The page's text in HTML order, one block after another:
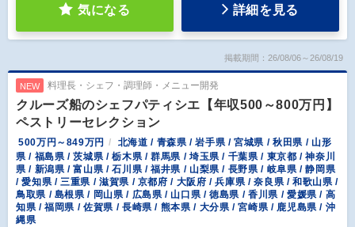
気になる 詳細を見る
掲載期間：26/08/06～26/08/19
NEW 料理長・シェフ・調理師・メニュー開発
クルーズ船のシェフパティシエ【年収500～800万円】
ペストリーセレクション
500万円～849万円
北海道 / 青森県 / 岩手県 / 宮城県 / 秋田県 / 山形
県 / 福島県 / 茨城県 / 栃木県 / 群馬県 / 埼玉県 / 千葉県 / 東京都 / 神奈川
県 / 新潟県 / 富山県 / 石川県 / 福井県 / 山梨県 / 長野県 / 岐阜県 / 静岡県
/ 愛知県 / 三重県 / 滋賀県 / 京都府 / 大阪府 / 兵庫県 / 奈良県 / 和歌山県 /
鳥取県 / 島根県 / 岡山県 / 広島県 / 山口県 / 徳島県 / 香川県 / 愛媛県 / 高
知県 / 福岡県 / 佐賀県 / 長崎県 / 熊本県 / 大分県 / 宮崎県 / 鹿児島県 / 沖
縄県